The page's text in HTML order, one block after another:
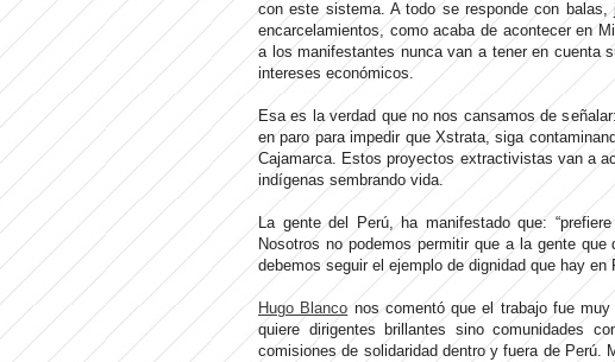
con este sistema. A todo se responde con
encarcelamientos, como acaba de acontecer en
a los manifestantes nunca van a tener en cuenta
intereses económicos.
Esa es la verdad que no nos cansamos de
en paro para impedir que Xstrata, siga
Cajamarca. Estos proyectos extractivistas van a
indígenas sembrando vida.
La gente del Perú, ha manifestado que:
Nosotros no podemos permitir que a la gente
debemos seguir el ejemplo de dignidad que hay
Hugo Blanco nos comentó que el trabajo fue
quiere dirigentes brillantes sino comunidades
comisiones de solidaridad dentro y fuera de Perú.